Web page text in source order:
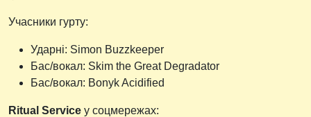
Учасники гурту:
Ударні: Simon Buzzkeeper
Бас/вокал: Skim the Great Degradator
Бас/вокал: Bonyk Acidified
Ritual Service у соцмережах: